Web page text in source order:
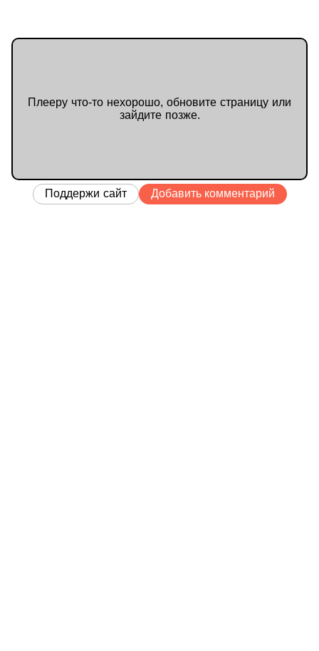
Плееру что-то нехорошо, обновите страницу или
зайдите позже.
Поддержи сайт Добавить комментарий